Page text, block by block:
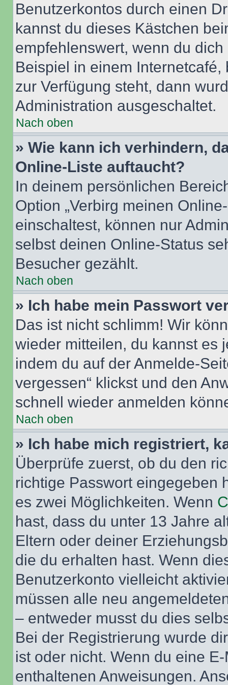
Benutzerkontos durch einen
kannst du dieses Kästchen
empfehlenswert, wenn du
Beispiel in einem
zur Verfügung steht, dann
Administration ausgeschaltet.
Nach oben
» Wie kann ich verhindern,
Online-Liste auftaucht?
In deinem persönlichen
Option „Verbirg meinen
einschaltest, können nur
selbst deinen Online-Status
Besucher gezählt.
Nach oben
» Ich habe mein Passwort
Das ist nicht schlimm! Wir
wieder mitteilen, du kannst es
indem du auf der Anmelde-
vergessen“ klickst und den
schnell wieder anmelden
Nach oben
» Ich habe mich registriert,
Überprüfe zuerst, ob du den
richtige Passwort eingegeben
es zwei Möglichkeiten. Wenn
hast, dass du unter 13 Jahre
Eltern oder deiner
die du erhalten hast. Wenn
Benutzerkonto vielleicht
müssen alle neu
– entweder musst du dies
Bei der Registrierung wurde
ist oder nicht. Wenn du eine
enthaltenen Anweisungen.